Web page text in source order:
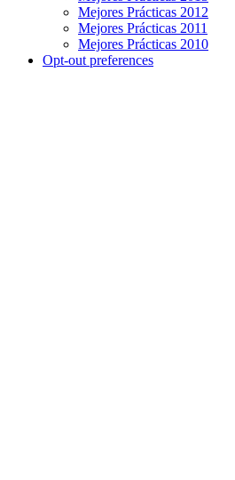
Mejores Prácticas 2012
Mejores Prácticas 2011
Mejores Prácticas 2010
Opt-out preferences